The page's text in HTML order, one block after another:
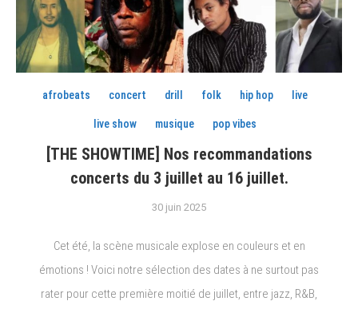
afrobeats concert drill folk hip hop live
live show musique pop vibes
[THE SHOWTIME] Nos recommandations
concerts du 3 juillet au 16 juillet.
30 juin 2025
Cet été, la scène musicale explose en couleurs et en
émotions ! Voici notre sélection des dates à ne surtout pas
rater pour cette première moitié de juillet, entre jazz, R&B,